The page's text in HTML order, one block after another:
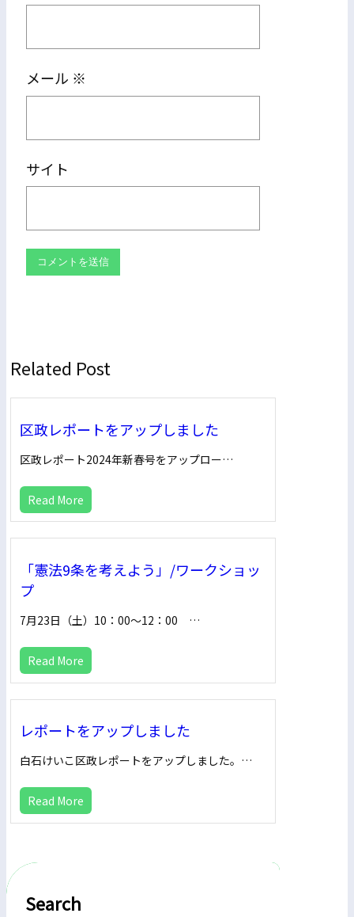
メール ※
サイト
Related Post
区政レポートをアップしました
区政レポート2024年新春号をアップロー…
Read More
「憲法9条を考えよう」/ワークショッ
プ
7月23日（土）10：00～12：00 …
Read More
レポートをアップしました
白石けいこ区政レポートをアップしました。…
Read More
Search